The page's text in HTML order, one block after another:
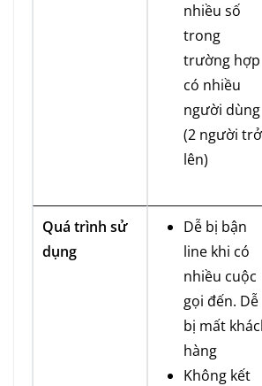
nhiều số
trong
trường hợp
có nhiều
người dùng
(2 người trở
lên)
Quá trình sử
dụng
Dễ bị bận
line khi có
nhiều cuộc
gọi đến. Dễ
bị mất
hàng
Không kết